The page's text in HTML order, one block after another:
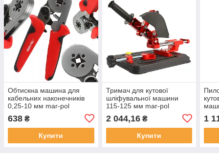
Обтискна машина для
кабельних наконечників
0,25-10 мм mar-pol
638 ₴
Купити
Тримач для кутової
шліфувальної машини
115-125 мм mar-pol
2 044,16₴
Купити
1